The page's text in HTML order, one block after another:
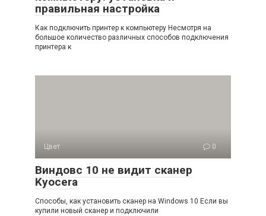
правильная настройка
Как подключить принтер к компьютеру Несмотря на
большое количество различных способов подключения
принтера к
Цвет 0
Виндовс 10 не видит сканер
Kyocera
Способы, как установить сканер на Windows 10 Если вы
купили новый сканер и подключили